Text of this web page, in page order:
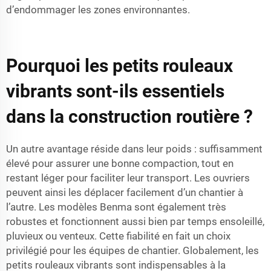
d’endommager les zones environnantes.
Pourquoi les petits rouleaux
vibrants sont-ils essentiels
dans la construction routière ?
Un autre avantage réside dans leur poids : suffisamment
élevé pour assurer une bonne compaction, tout en
restant léger pour faciliter leur transport. Les ouvriers
peuvent ainsi les déplacer facilement d’un chantier à
l’autre. Les modèles Benma sont également très
robustes et fonctionnent aussi bien par temps ensoleillé,
pluvieux ou venteux. Cette fiabilité en fait un choix
privilégié pour les équipes de chantier. Globalement, les
petits rouleaux vibrants sont indispensables à la